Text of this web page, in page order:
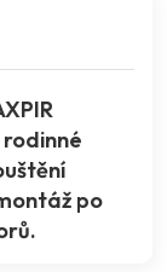
po